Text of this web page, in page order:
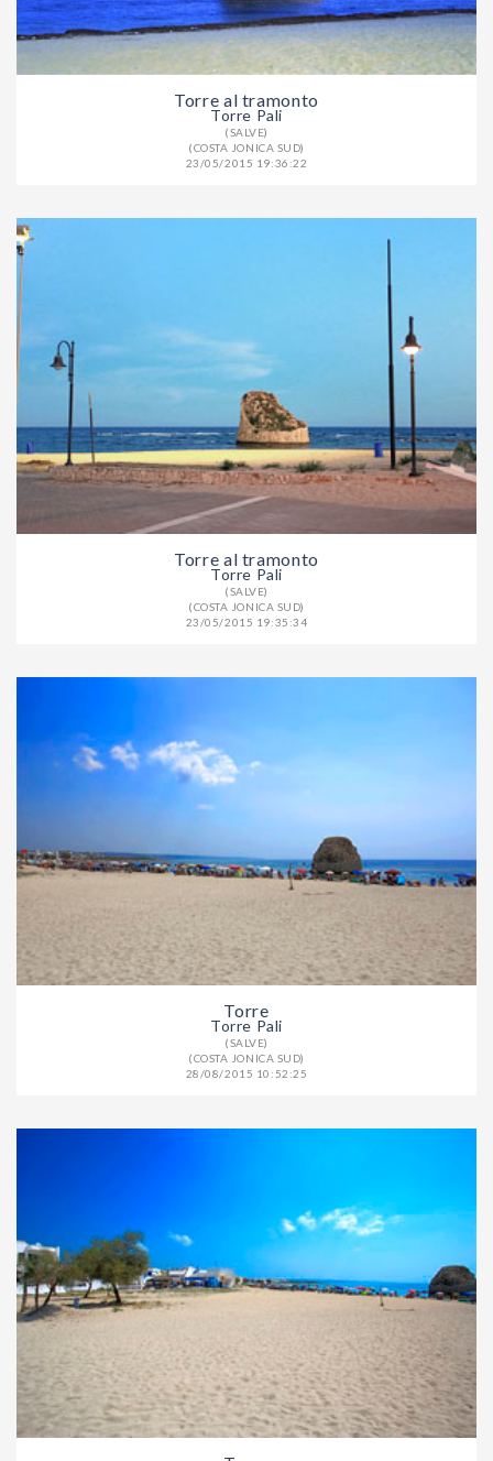
Torre al tramonto
Torre Pali
(SALVE)
(COSTA JONICA SUD)
23/05/2015 19:36:22
Torre al tramonto
Torre Pali
(SALVE)
(COSTA JONICA SUD)
23/05/2015 19:35:34
Torre
Torre Pali
(SALVE)
(COSTA JONICA SUD)
28/08/2015 10:52:25